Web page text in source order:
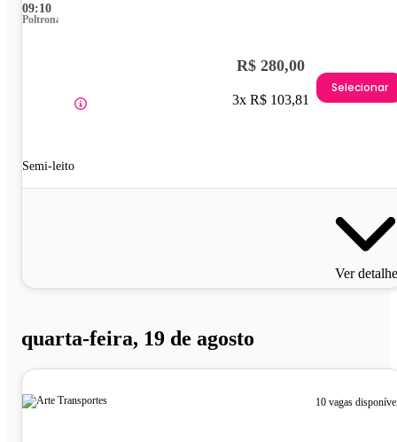
09:10
Poltrona
Semi-leito
R$ 280,00
3x R$ 103,81
Selecionar
Ver
quarta-feira, 19 de agosto
10 vagas